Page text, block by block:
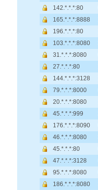
142.*.*.*:80
165.*.*.*:8888
196.*.*.*:80
103.*.*.*:8080
31.*.*.*:8080
27.*.*.*:80
144.*.*.*:3128
79.*.*.*:8000
20.*.*.*:8080
45.*.*.*:999
176.*.*.*:8090
46.*.*.*:8080
45.*.*.*:80
47.*.*.*:3128
95.*.*.*:8080
186.*.*.*:8080